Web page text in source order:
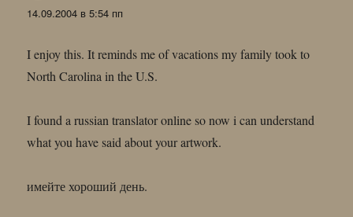
14.09.2004 в 5:54 пп
I enjoy this. It reminds me of vacations my family took to
North Carolina in the U.S.
I found a russian translator online so now i can understand
what you have said about your artwork.
имейте хороший день.